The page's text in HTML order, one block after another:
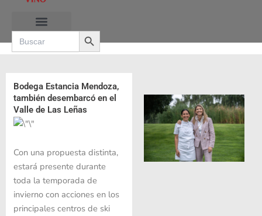
contenido
Search
for:
Search Button
Bodega Estancia Mendoza,
también desembarcó en el
Valle de Las Leñas
Con una propuesta distinta,
estará presente durante
toda la temporada de
invierno con acciones en los
principales centros de ski